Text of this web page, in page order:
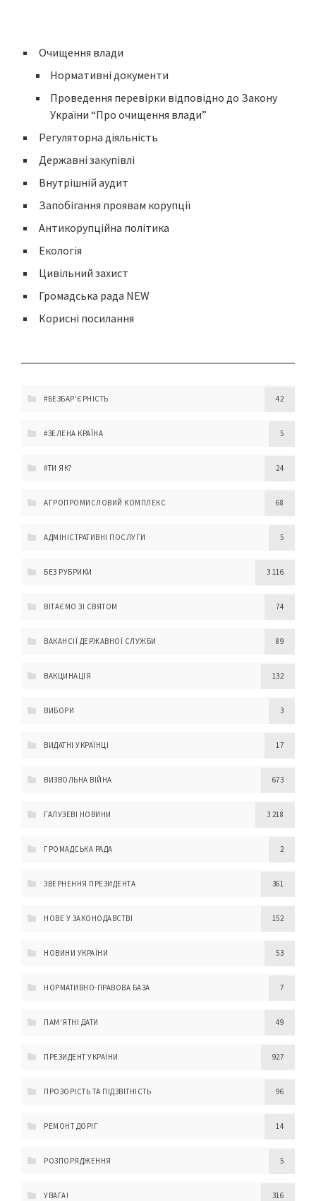
Очищення влади
Нормативні документи
Проведення перевірки відповідно до Закону
України “Про очищення влади”
Регуляторна діяльність
Державні закупівлі
Внутрішній аудит
Запобігання проявам корупції
Антикорупційна політика
Екологія
Цивільний захист
Громадська рада NEW
Корисні посилання
#БЕЗБАР'ЄРНІСТЬ 42
#ЗЕЛЕНА КРАЇНА 5
#ТИ ЯК? 24
АГРОПРОМИСЛОВИЙ КОМПЛЕКС 68
АДМІНІСТРАТИВНІ ПОСЛУГИ 5
БЕЗ РУБРИКИ 3 116
ВІТАЄМО ЗІ СВЯТОМ 74
ВАКАНСІЇ ДЕРЖАВНОЇ СЛУЖБИ 89
ВАКЦИНАЦІЯ 132
ВИБОРИ 3
ВИДАТНІ УКРАЇНЦІ 17
ВИЗВОЛЬНА ВІЙНА 673
ГАЛУЗЕВІ НОВИНИ 3 218
ГРОМАДСЬКА РАДА 2
ЗВЕРНЕННЯ ПРЕЗИДЕНТА 361
НОВЕ У ЗАКОНОДАВСТВІ 152
НОВИНИ УКРАЇНИ 53
НОРМАТИВНО-ПРАВОВА БАЗА 7
ПАМ'ЯТНІ ДАТИ 49
ПРЕЗИДЕНТ УКРАЇНИ 927
ПРОЗОРІСТЬ ТА ПІДЗВІТНІСТЬ 96
РЕМОНТ ДОРІГ 14
РОЗПОРЯДЖЕННЯ 5
УВАГА! 316